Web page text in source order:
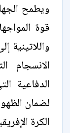
ويطمح
قوة
واللاتينية
الانسجام
الدفاعية
لضمان
الكرة